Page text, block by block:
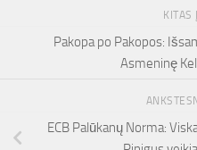
KITAS
Pakopa po Pakopos:
Asmeninę
ECB Palūkanų Norma: